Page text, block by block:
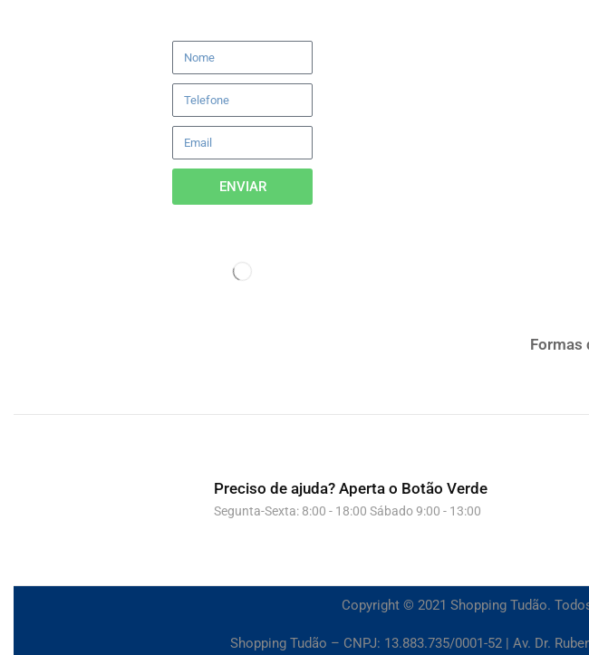
ENVIAR
Formas
Preciso de ajuda? Aperta o Botão Verde
Segunta-Sexta: 8:00 - 18:00 Sábado 9:00 - 13:00
Copyright © 2021 Shopping Tudão.
Shopping Tudão – CNPJ: 13.883.735/0001-52 | Av. Dr.